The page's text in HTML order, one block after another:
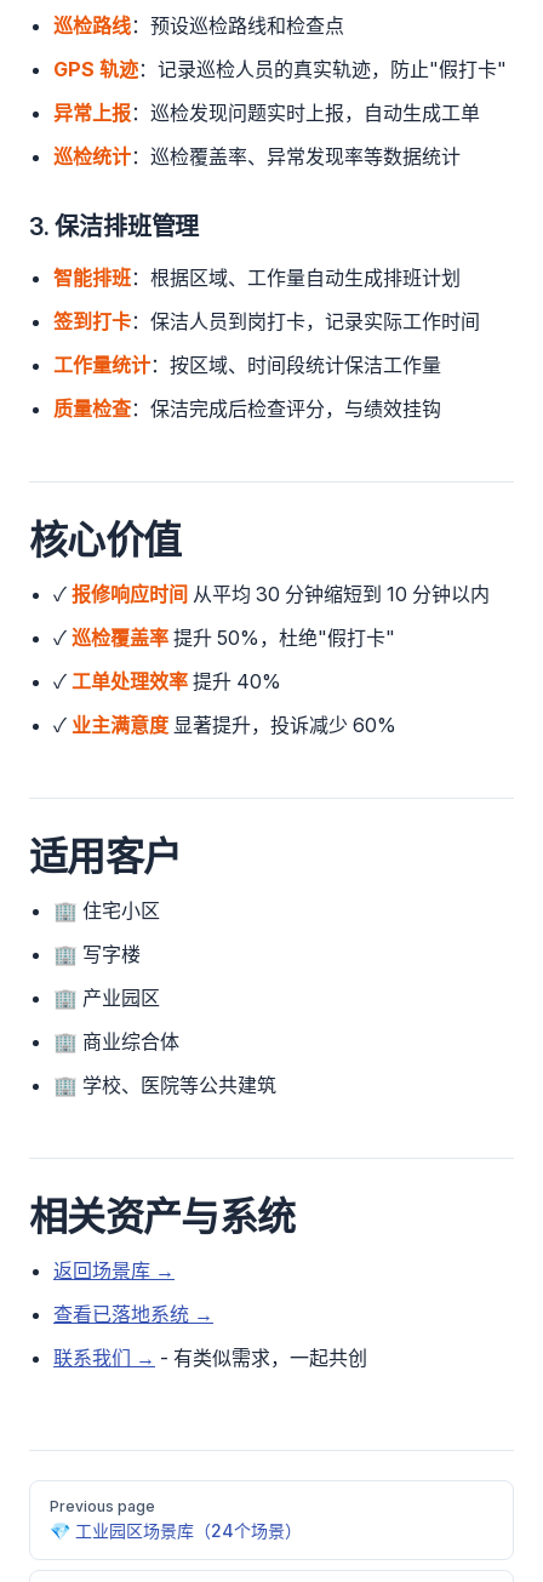
巡检路线：预设巡检路线和检查点
GPS 轨迹：记录巡检人员的真实轨迹，防止"假打卡"
异常上报：巡检发现问题实时上报，自动生成工单
巡检统计：巡检覆盖率、异常发现率等数据统计
3. 保洁排班管理
智能排班：根据区域、工作量自动生成排班计划
签到打卡：保洁人员到岗打卡，记录实际工作时间
工作量统计：按区域、时间段统计保洁工作量
质量检查：保洁完成后检查评分，与绩效挂钩
核心价值
✓ 报修响应时间 从平均 30 分钟缩短到 10 分钟以内
✓ 巡检覆盖率 提升 50%，杜绝"假打卡"
✓ 工单处理效率 提升 40%
✓ 业主满意度 显著提升，投诉减少 60%
适用客户
🏢 住宅小区
🏢 写字楼
🏢 产业园区
🏢 商业综合体
🏢 学校、医院等公共建筑
相关资产与系统
返回场景库 →
查看已落地系统 →
联系我们 → - 有类似需求，一起共创
Pager
Previous page
💎 工业园区场景库（24个场景）